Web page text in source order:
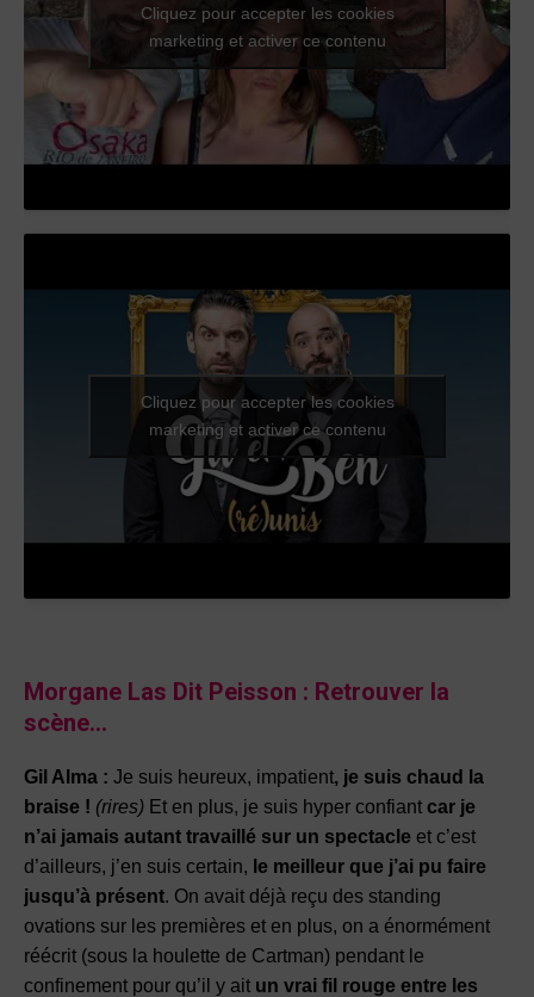
Cliquez pour accepter les cookies
marketing et activer ce contenu
Cliquez pour accepter les cookies
marketing et activer ce contenu
Morgane Las Dit Peisson : Retrouver la
scène…
Gil Alma : Je suis heureux, impatient, je suis chaud la
braise ! (rires) Et en plus, je suis hyper confiant car je
n’ai jamais autant travaillé sur un spectacle et c’est
d’ailleurs, j’en suis certain, le meilleur que j’ai pu faire
jusqu’à présent. On avait déjà reçu des standing
ovations sur les premières et en plus, on a énormément
réécrit (sous la houlette de Cartman) pendant le
confinement pour qu’il y ait un vrai fil rouge entre les